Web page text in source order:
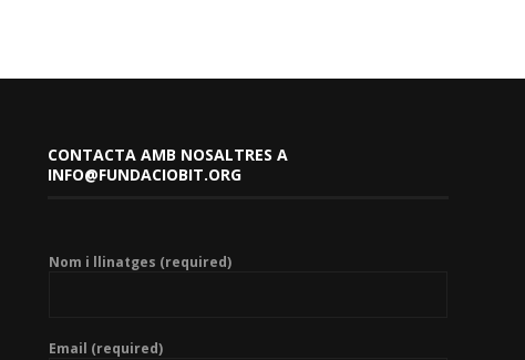
CONTACTA AMB NOSALTRES A
INFO@FUNDACIOBIT.ORG
Nom i llinatges (required)
Email (required)